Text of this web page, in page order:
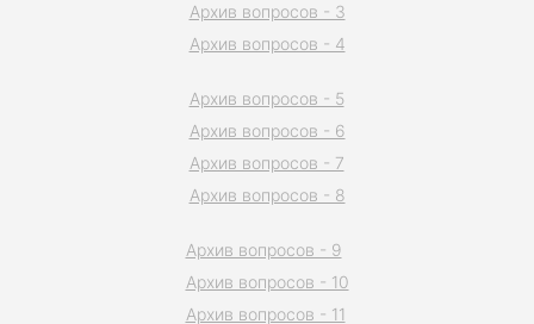
Архив вопросов - 3
Архив вопросов - 4
Архив вопросов - 5
Архив вопросов - 6
Архив вопросов - 7
Архив вопросов - 8
Архив вопросов - 9
Архив вопросов - 10
Архив вопросов - 11